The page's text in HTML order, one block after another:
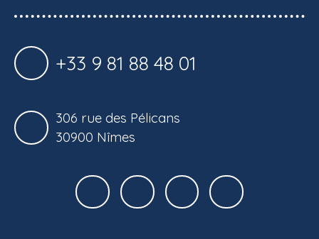
+33 9 81 88 48 01
306 rue des Pélicans
30900 Nîmes